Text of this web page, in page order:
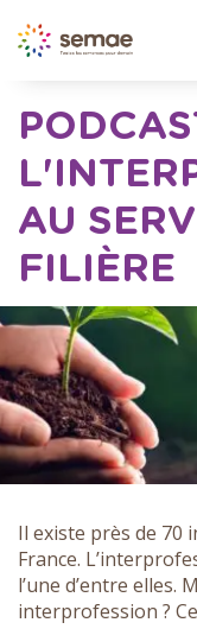
AU
FILIÈRE
Il existe près de 70
France.
l’une d’entre elles.
interprofession ?